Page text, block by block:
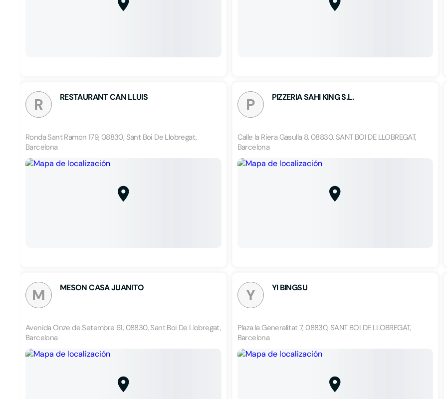
R RESTAURANT CAN LLUIS
Ronda Sant Ramon 179, 08830, Sant Boi De Llobregat,
Barcelona
P PIZZERIA SAHI KING S.L.
Calle la Riera Gasulla 8, 08830, SANT BOI DE LLOBREGAT,
Barcelona
M MESON CASA JUANITO
Avenida Onze de Setembre 61, 08830, Sant Boi De Llobregat,
Barcelona
Y YI BINGSU
Plaza la Generalitat 7, 08830, SANT BOI DE LLOBREGAT,
Barcelona